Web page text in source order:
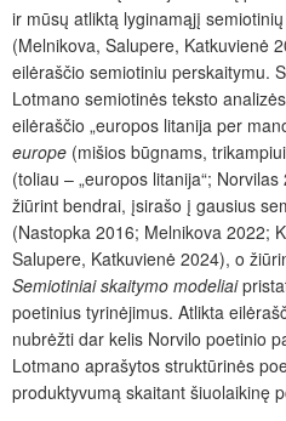
ir mūsų atliktą lyginamąjį
(Melnikova, Salupere, Katkuvienė
eilėraščio semiotiniu perskaitymu.
Lotmano semiotinės teksto
eilėraščio „europos litanija per
europe (mišios būgnams,
(toliau – „europos litanija“;
žiūrint bendrai, įsirašo į gausius
(Nastopka 2016; Melnikova 2022;
Salupere, Katkuvienė 2024), o
Semiotiniai skaitymo modeliai
poetinius tyrinėjimus. Atlikta
nubrėžti dar kelis Norvilo poetinio
Lotmano aprašytos struktūrinės
produktyvumą skaitant šiuolaikinę